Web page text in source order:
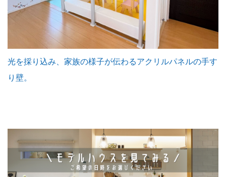
光を採り込み、家族の様子が伝わるアクリルパネルの手す
り壁。